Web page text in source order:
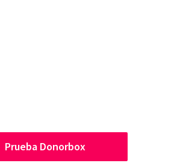
Prueba Donorbox